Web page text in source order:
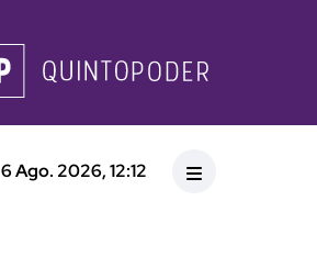
6 Ago. 2026, 12:12